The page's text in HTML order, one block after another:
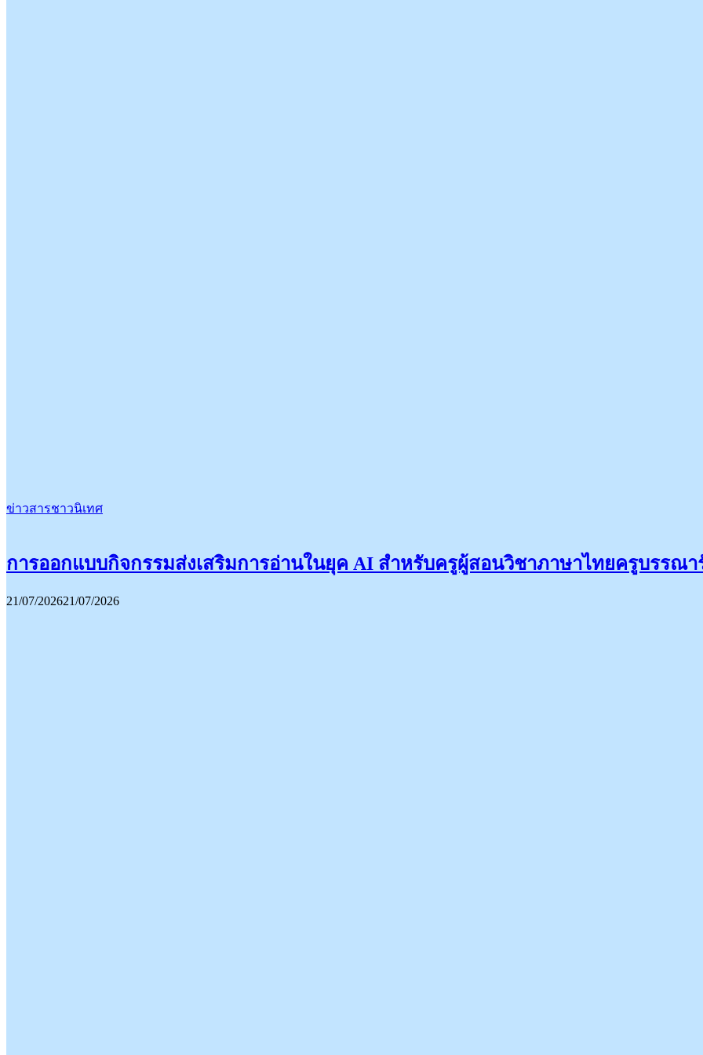
ข่าวสารชาวนิเทศ
การออกแบบกิจกรรมส่งเสริมการอ่านในยุค AI สำหรับครูผู้สอนวิชาภาษาไทยครูบรรณา
21/07/202621/07/2026